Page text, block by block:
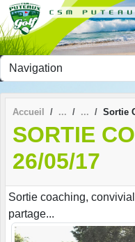
Accueil Sortie
SORTIE
26/05/17
Sortie coaching,
partage...
Panneau de gestion des